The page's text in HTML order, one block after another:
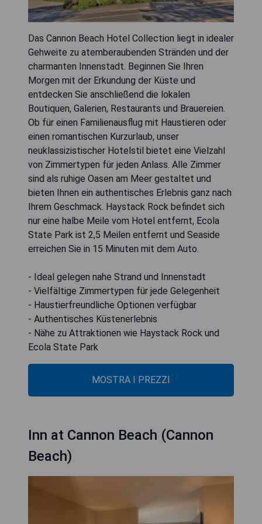
Das Cannon Beach Hotel Collection liegt in idealer
Gehweite zu atemberaubenden Stränden und der
charmanten Innenstadt. Beginnen Sie Ihren
Morgen mit der Erkundung der Küste und
entdecken Sie anschließend die lokalen
Boutiquen, Galerien, Restaurants und Brauereien.
Ob für einen Familienausflug mit Haustieren oder
einen romantischen Kurzurlaub, unser
neuklassizistischer Hotelstil bietet eine Vielzahl
von Zimmertypen für jeden Anlass. Alle Zimmer
sind als ruhige Oasen am Meer gestaltet und
bieten Ihnen ein authentisches Erlebnis ganz nach
Ihrem Geschmack. Haystack Rock befindet sich
nur eine halbe Meile vom Hotel entfernt, Ecola
State Park ist 2,5 Meilen entfernt und Seaside
erreichen Sie in 15 Minuten mit dem Auto.
- Ideal gelegen nahe Strand und Innenstadt
- Vielfältige Zimmertypen für jede Gelegenheit
- Haustierfreundliche Optionen verfügbar
- Authentisches Küstenerlebnis
- Nähe zu Attraktionen wie Haystack Rock und
Ecola State Park
MOSTRA I PREZZI
Inn at Cannon Beach (Cannon
Beach)